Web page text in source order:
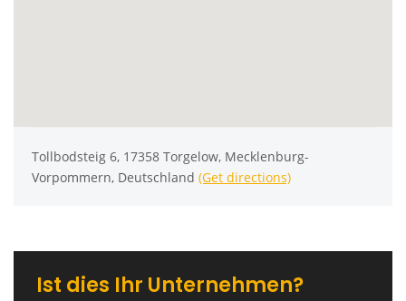
Tollbodsteig 6, 17358 Torgelow, Mecklenburg-
Vorpommern, Deutschland (Get directions)
Ist dies Ihr Unternehmen?